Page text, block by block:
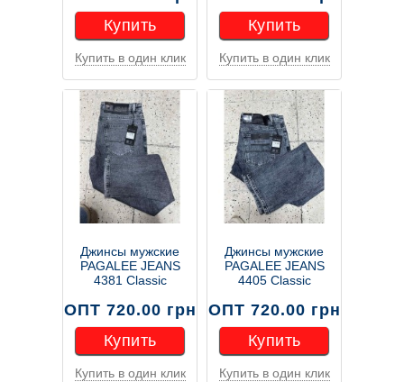
Купить
Купить
Купить в один клик
Купить
Купить
Купить в один клик
Джинсы мужские
PAGALEE JEANS
4381 Classic
ОПТ 720.00 грн
Купить
Купить в один клик
Джинсы мужские
PAGALEE JEANS
4405 Classic
ОПТ 720.00 грн
Купить
Купить в один клик